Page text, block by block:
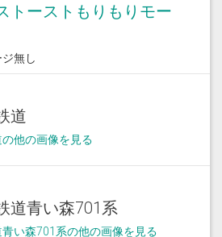
トーストもりもりモー
無し
道
他の画像を見る
道青い森701系
い森701系の他の画像を見る